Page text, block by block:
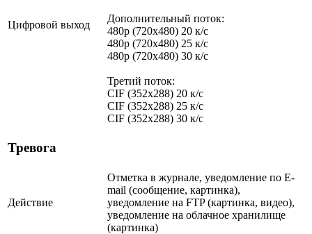
Цифровой выход
Дополнительный поток:
480p (720x480) 20 к/с
480p (720x480) 25 к/с
480p (720x480) 30 к/с
Третий поток:
CIF (352x288) 20 к/с
CIF (352x288) 25 к/с
CIF (352x288) 30 к/с
Тревога
Действие
Отметка в журнале, уведомление по E-
mail (сообщение, картинка),
уведомление на FTP (картинка, видео),
уведомление на облачное хранилище
(картинка)